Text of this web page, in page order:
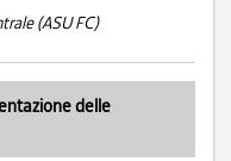
(ASU FC)
delle